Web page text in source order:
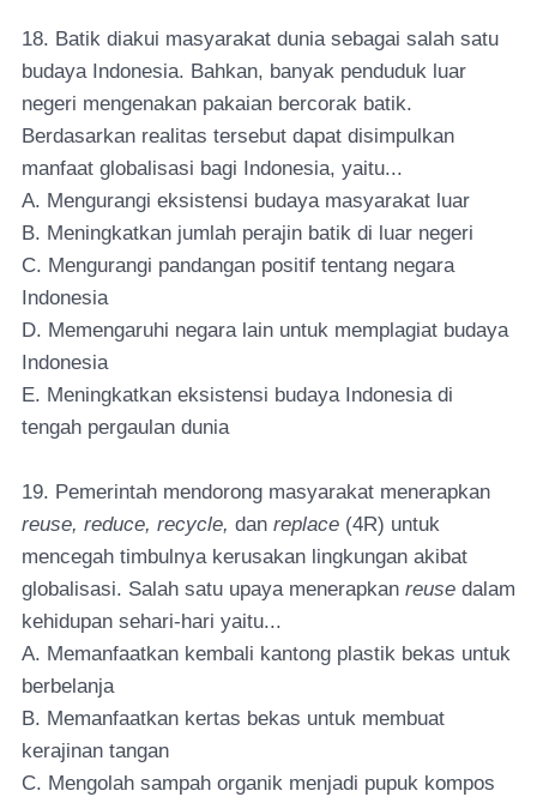
18. Batik diakui masyarakat dunia sebagai salah satu
budaya Indonesia. Bahkan, banyak penduduk luar
negeri mengenakan pakaian bercorak batik.
Berdasarkan realitas tersebut dapat disimpulkan
manfaat globalisasi bagi Indonesia, yaitu...
A. Mengurangi eksistensi budaya masyarakat luar
B. Meningkatkan jumlah perajin batik di luar negeri
C. Mengurangi pandangan positif tentang negara
Indonesia
D. Memengaruhi negara lain untuk memplagiat budaya
Indonesia
E. Meningkatkan eksistensi budaya Indonesia di
tengah pergaulan dunia
19. Pemerintah mendorong masyarakat menerapkan
reuse, reduce, recycle, dan replace (4R) untuk
mencegah timbulnya kerusakan lingkungan akibat
globalisasi. Salah satu upaya menerapkan reuse dalam
kehidupan sehari-hari yaitu...
A. Memanfaatkan kembali kantong plastik bekas untuk
berbelanja
B. Memanfaatkan kertas bekas untuk membuat
kerajinan tangan
C. Mengolah sampah organik menjadi pupuk kompos